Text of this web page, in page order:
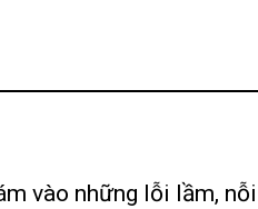
vào những lỗi lầm,